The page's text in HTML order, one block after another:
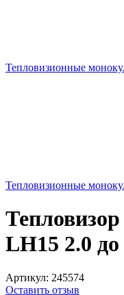
Тепловизионные
Тепловизионные
LH15 2.0
Артикул: 245574
Оставить отзыв